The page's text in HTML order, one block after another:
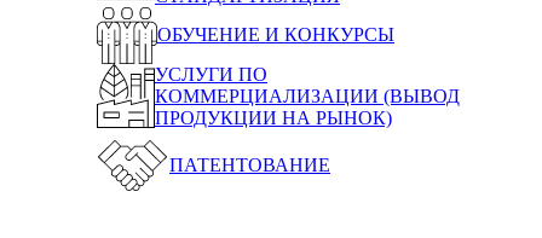
ОБУЧЕНИЕ И КОНКУРСЫ
УСЛУГИ ПО
КОММЕРЦИАЛИЗАЦИИ (ВЫВОД
ПРОДУКЦИИ НА РЫНОК)
ПАТЕНТОВАНИЕ